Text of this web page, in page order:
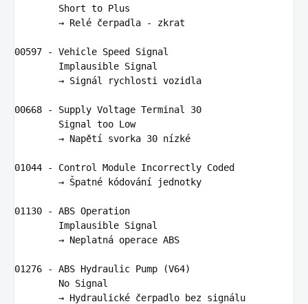
        Short to Plus
        → Relé čerpadla - zkrat
00597 - Vehicle Speed Signal
        Implausible Signal
        →
Signál rychlosti vozidla
00668 - Supply Voltage Terminal 30
        Signal too Low
        → Napě
tí svorka 30 nízké
01044 - Control Module Incorrectly Coded
        → Špatné kódová
ní jednotky
01130 - ABS Operation
        Implausible Signal
        → Neplatná operace
ABS
01276 - ABS Hydraulic Pump (V64)
        No Signal
        → Hydraulické čerpadlo bez
signálu